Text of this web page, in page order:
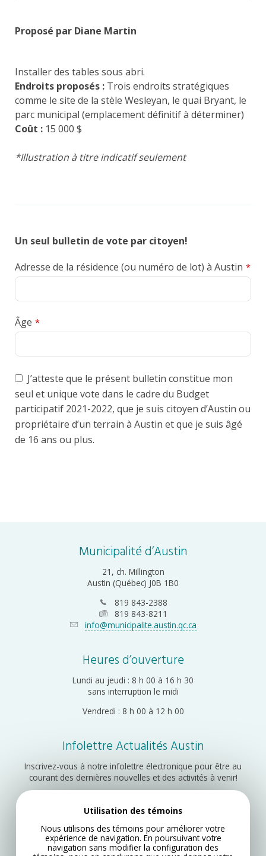
Proposé par Diane Martin
Installer des tables sous abri.
Endroits proposés : Trois endroits stratégiques
comme le site de la stèle Wesleyan, le quai Bryant, le
parc municipal (emplacement définitif à déterminer)
Coût : 15 000 $
*Illustration à titre indicatif seulement
Un seul bulletin de vote par citoyen!
Phone
Number
Adresse de la résidence (ou numéro de lot) à Austin *
Âge *
J’atteste que le présent bulletin constitue mon
seul et unique vote dans le cadre du Budget
participatif 2021-2022, que je suis citoyen d’Austin ou
propriétaire d’un terrain à Austin et que je suis âgé
de 16 ans ou plus.
Municipalité d’Austin
21, ch. Millington
Austin (Québec) J0B 1B0
819 843-2388
819 843-8211
info@municipalite.austin.qc.ca
Heures d’ouverture
Lundi au jeudi : 8 h 00 à 16 h 30
sans interruption le midi
Vendredi : 8 h 00 à 12 h 00
Infolettre Actualités Austin
Inscrivez-vous à notre infolettre électronique pour être au
courant des dernières nouvelles et des activités à venir!
Utilisation des témoins
Nous utilisons des témoins pour améliorer votre
expérience de navigation. En poursuivant votre
navigation sans modifier la configuration des